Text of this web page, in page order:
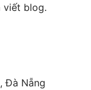
viết blog.
Đà Nẵng